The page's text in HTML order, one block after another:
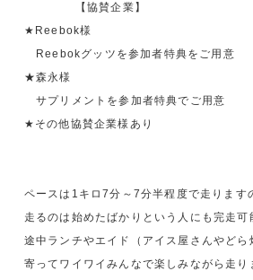
【協賛企業】
★Reebok様
Reebokグッツを参加者特典をご用意
★森永様
サプリメントを参加者特典でご用意
★その他協賛企業様あり
ペースは1キロ7分～7分半程度で走ります
走るのは始めたばかりという人にも完走可
途中ランチやエイド（アイス屋さんやどら
寄ってワイワイみんなで楽しみながら走り